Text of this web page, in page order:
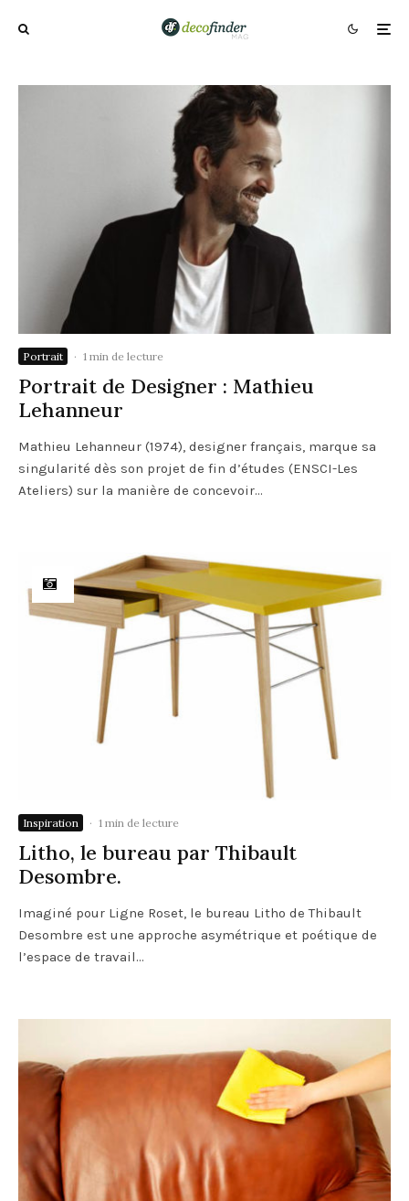
Portrait · 1 min de lecture
Portrait de Designer : Mathieu
Lehanneur
Mathieu Lehanneur (1974), designer français, marque sa
singularité dès son projet de fin d’études (ENSCI-Les
Ateliers) sur la manière de concevoir...
Inspiration · 1 min de lecture
Litho, le bureau par Thibault
Desombre.
Imaginé pour Ligne Roset, le bureau Litho de Thibault
Desombre est une approche asymétrique et poétique de
l’espace de travail...